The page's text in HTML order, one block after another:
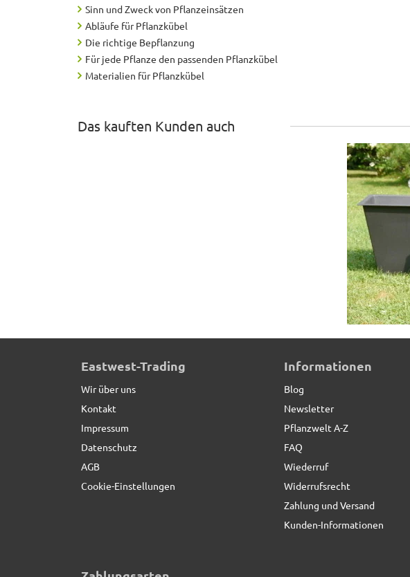
Sinn und Zweck von Pflanzeinsätzen
Abläufe für Pflanzkübel
Die richtige Bepflanzung
Für jede Pflanze den passenden Pflanzkübel
Materialien für Pflanzkübel
Das kauften Kunden auch
2er-Set Pflanzeinsätze L49x B38x H31cm
Eastwest-Trading
Wir über uns
Kontakt
Impressum
Datenschutz
AGB
Cookie-Einstellungen
Informationen
Blog
Newsletter
Pflanzwelt A-Z
FAQ
Wiederruf
Widerrufsrecht
Zahlung und Versand
Kunden-Informationen